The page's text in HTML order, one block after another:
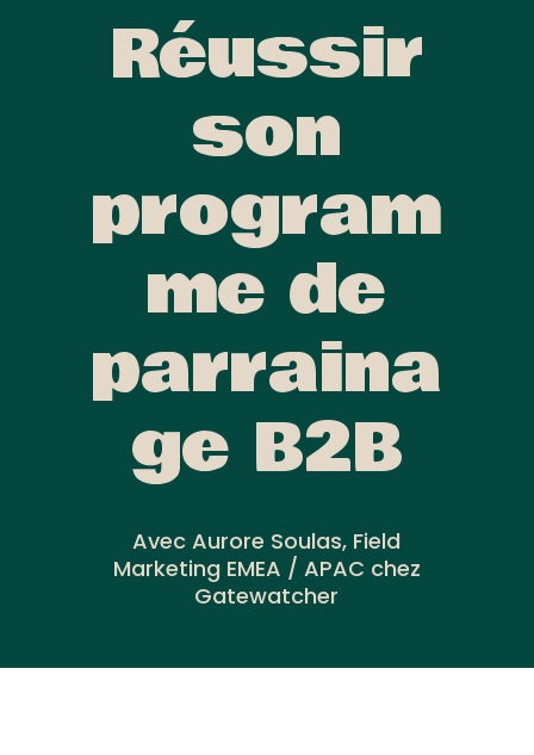
Réussir
son
program
me de
parraina
ge B2B
Avec Aurore Soulas, Field
Marketing EMEA / APAC chez
Gatewatcher